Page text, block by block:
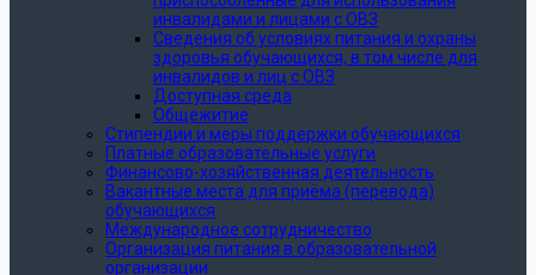
инвалидами и лицами с ОВЗ
Сведения об условиях питания и охраны
здоровья обучающихся, в том числе для
инвалидов и лиц с ОВЗ
Доступная среда
Общежитие
Стипендии и меры поддержки обучающихся
Платные образовательные услуги
Финансово-хозяйственная деятельность
Вакантные места для приёма (перевода)
обучающихся
Международное сотрудничество
Организация питания в образовательной
организации